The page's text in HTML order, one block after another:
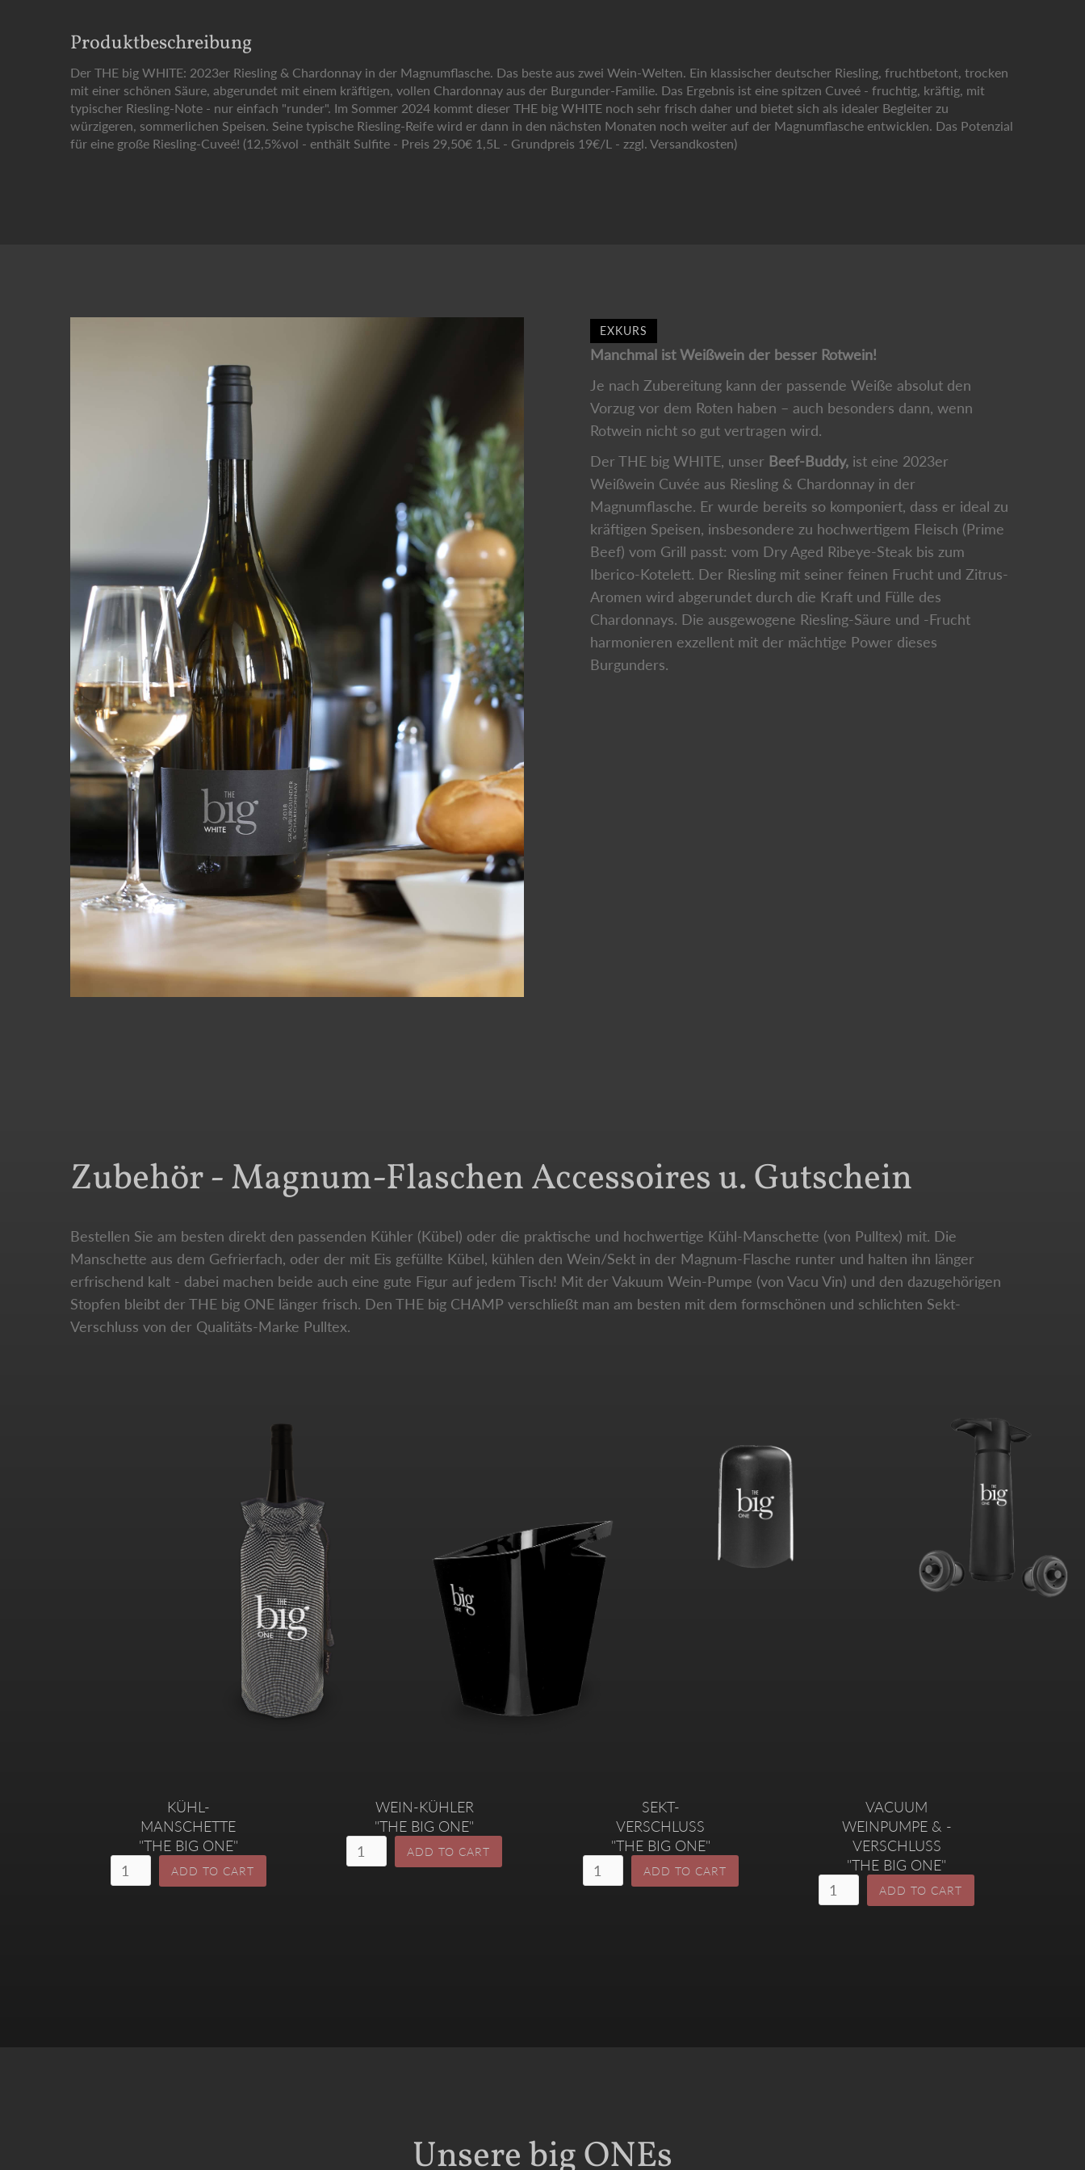
Produktbeschreibung
Der THE big WHITE: 2023er Riesling & Chardonnay in der Magnumflasche. Das beste aus zwei Wein-Welten. Ein klassischer deutscher Riesling, fruchtbetont, trocken
mit einer schönen Säure, abgerundet mit einem kräftigen, vollen Chardonnay aus der Burgunder-Familie. Das Ergebnis ist eine spitzen Cuveé - fruchtig, kräftig, mit
typischer Riesling-Note - nur einfach "runder". Im Sommer 2024 kommt dieser THE big WHITE noch sehr frisch daher und bietet sich als idealer Begleiter zu
würzigeren, sommerlichen Speisen. Seine typische Riesling-Reife wird er dann in den nächsten Monaten noch weiter auf der Magnumflasche entwicklen. Das Potenzial
für eine große Riesling-Cuveé! (12,5%vol - enthält Sulfite - Preis 29,50€ 1,5L - Grundpreis 19€/L - zzgl. Versandkosten)
EXKURS
Manchmal ist Weißwein der besser Rotwein!
Je nach Zubereitung kann der passende Weiße absolut den
Vorzug vor dem Roten haben – auch besonders dann, wenn
Rotwein nicht so gut vertragen wird.
Der THE big WHITE, unser Beef-Buddy,ist eine 2023er
Weißwein Cuvée aus Riesling & Chardonnay in der
Magnumflasche. Er wurde bereits so komponiert, dass er ideal zu
kräftigen Speisen, insbesondere zu hochwertigem Fleisch (Prime
Beef) vom Grill passt: vom Dry Aged Ribeye-Steak bis zum
Iberico-Kotelett. Der Riesling mit seiner feinen Frucht und Zitrus-
Aromen wird abgerundet durch die Kraft und Fülle des
Chardonnays. Die ausgewogene Riesling-Säure und -Frucht
harmonieren exzellent mit der mächtige Power dieses
Burgunders.
Zubehör - Magnum-Flaschen Accessoires u. Gutschein
Bestellen Sie am besten direkt den passenden Kühler (Kübel) oder die praktische und hochwertige Kühl-Manschette (von Pulltex) mit. Die
Manschette aus dem Gefrierfach, oder der mit Eis gefüllte Kübel, kühlen den Wein/Sekt in der Magnum-Flasche runter und halten ihn länger
erfrischend kalt - dabei machen beide auch eine gute Figur auf jedem Tisch! Mit der Vakuum Wein-Pumpe (von Vacu Vin) und den dazugehörigen
Stopfen bleibt der THE big ONE länger frisch. Den THE big CHAMP verschließt man am besten mit dem formschönen und schlichten Sekt-
Verschluss von der Qualitäts-Marke Pulltex.
KÜHL-
MANSCHETTE
"THE BIG ONE"
WEIN-KÜHLER
"THE BIG ONE"
SEKT-
VERSCHLUSS
"THE BIG ONE"
VACUUM
WEINPUMPE & -
VERSCHLUSS
"THE BIG ONE"
Unsere big ONEs